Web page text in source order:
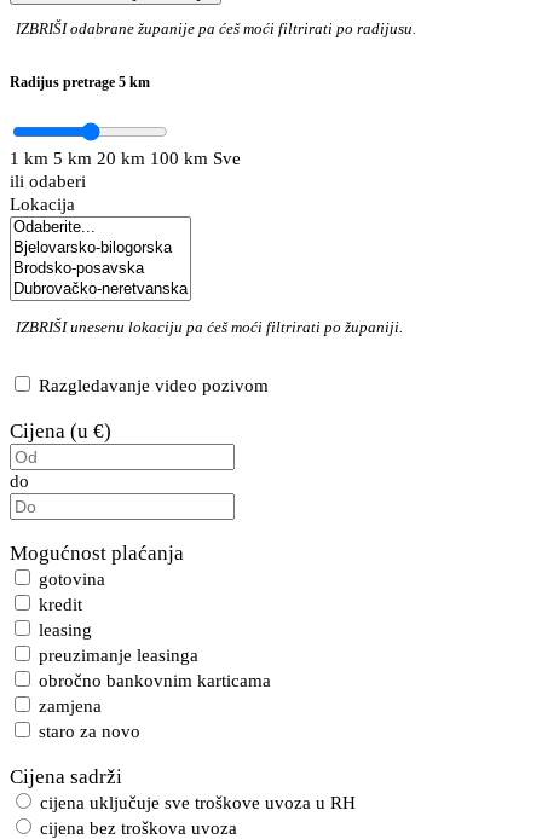
IZBRIŠIodabrane županije pa ćeš moći filtrirati po radijusu.
Radijus pretrage 5 km
1 km 5 km 20 km 100 km Sve
ili odaberi
Lokacija
IZBRIŠIunesenu lokaciju pa ćeš moći filtrirati po županiji.
Razgledavanje video pozivom
Cijena (u €)
do
Mogućnost plaćanja
gotovina
kredit
leasing
preuzimanje leasinga
obročno bankovnim karticama
zamjena
staro za novo
Cijena sadrži
cijena uključuje sve troškove uvoza u RH
cijena bez troškova uvoza